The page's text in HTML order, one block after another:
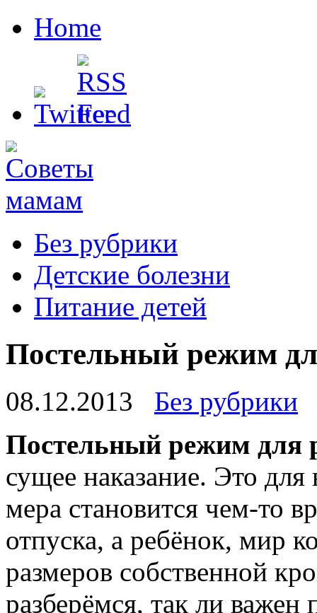
Home
Без рубрики
Детские болезни
Питание детей
Постельный режим
08.12.2013
Без рубрики
Постельный режим для
сущее наказание. Это
мера становится чем-то
отпуска, а ребёнок, мир
размеров собственной
разберёмся, так ли